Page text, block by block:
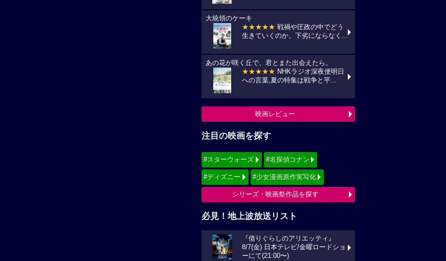
大統領のケーキ
★★★★★ 戦禍や圧政の中でどう
生きていくのか、下劣にならなく...
あの花が咲く丘で、君とまた出会えたら。
★★★★★ NHKラジオ深夜便明日
への言葉,夏の特集は戦争と平...
映画レビュー
注目の映画を探す
#スターウォーズ #名探偵コナン
#ディズニー #少女漫画原作実写化
シリーズ・映画祭作品を探す
必見！地上波放送リスト
『借りぐらしのアリエッティ』
8/7(金) 日本テレビ/金曜ロードショ
ーにて(21:00〜)